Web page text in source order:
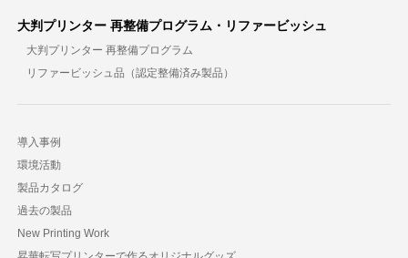
大判プリンター 再整備プログラム・リファービッシュ
大判プリンター 再整備プログラム
リファービッシュ品（認定整備済み製品）
導入事例
環境活動
製品カタログ
過去の製品
New Printing Work